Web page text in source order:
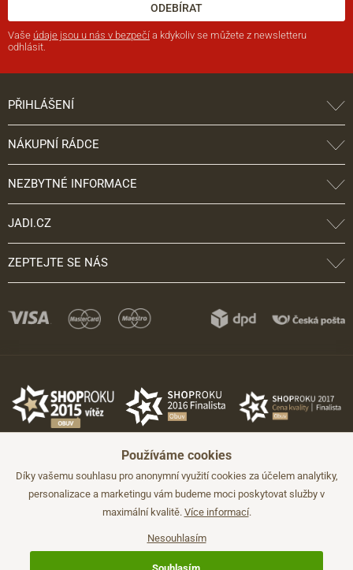
ODEBÍRAT
Vaše údaje jsou u nás v bezpečí a kdykoliv se můžete z newsletteru
odhlásit.
PŘIHLÁŠENÍ
NÁKUPNÍ RÁDCE
NEZBYTNÉ INFORMACE
JADI.CZ
ZEPTEJTE SE NÁS
©2026 JADI.cz. Užití materiálů bez souhlasu není možné.
Používáme cookies
Díky vašemu souhlasu pro anonymní využití cookies za účelem analytiky,
personalizace a marketingu vám budeme moci poskytovat služby v
maximální kvalitě. Více informací.
Nesouhlasím